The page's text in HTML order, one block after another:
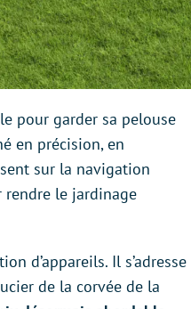
pour garder sa pelouse
en précision, en
sur la navigation
rendre le jardinage
d’appareils. Il s’adresse
de la corvée de la